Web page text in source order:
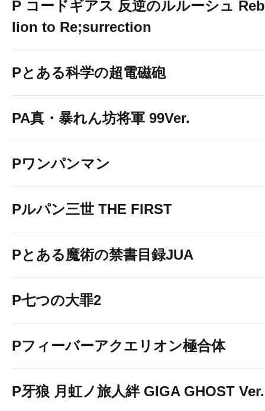
P コードギアス 反逆のルルーシュ
lion to Re;surrection
Pとある科学の超電磁砲
PA真・暴れん坊将軍 99Ver.
Pワンパンマン
Pルパン三世 THE FIRST
Pとある魔術の禁書目録JUA
P七つの大罪2
Pフィーバーアクエリオン極合体
P牙狼 月虹ノ旅人絆 GIGA GHOST Ver.